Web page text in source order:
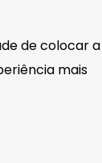
de colocar a
mais